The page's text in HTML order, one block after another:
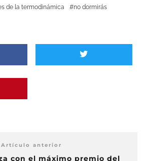
de la termodinámica no dormirás
Artículo anterior
con el máximo premio del